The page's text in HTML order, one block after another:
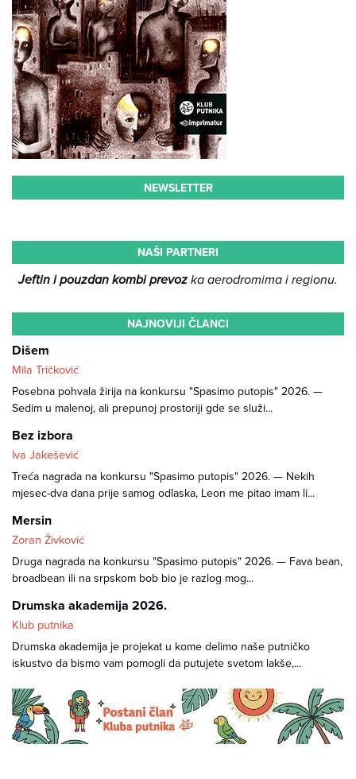
NEWSLETTER
NAŠI PARTNERI
Jeftin i pouzdan kombi prevozka aerodromima i regionu.
NAJNOVIJI ČLANCI
Dišem
Mila Tričković
Posebna pohvala žirija na konkursu "Spasimo putopis" 2026. —
Sedim u malenoj, ali prepunoj prostoriji gde se služi...
Bez izbora
Iva Jakešević
Treća nagrada na konkursu "Spasimo putopis" 2026. — Nekih
mjesec-dva dana prije samog odlaska, Leon me pitao imam li...
Mersin
Zoran Živković
Druga nagrada na konkursu "Spasimo putopis" 2026. — Fava bean,
broadbean ili na srpskom bob bio je razlog mog...
Drumska akademija 2026.
Klub putnika
Drumska akademija je projekat u kome delimo naše putničko
iskustvo da bismo vam pomogli da putujete svetom lakše,...